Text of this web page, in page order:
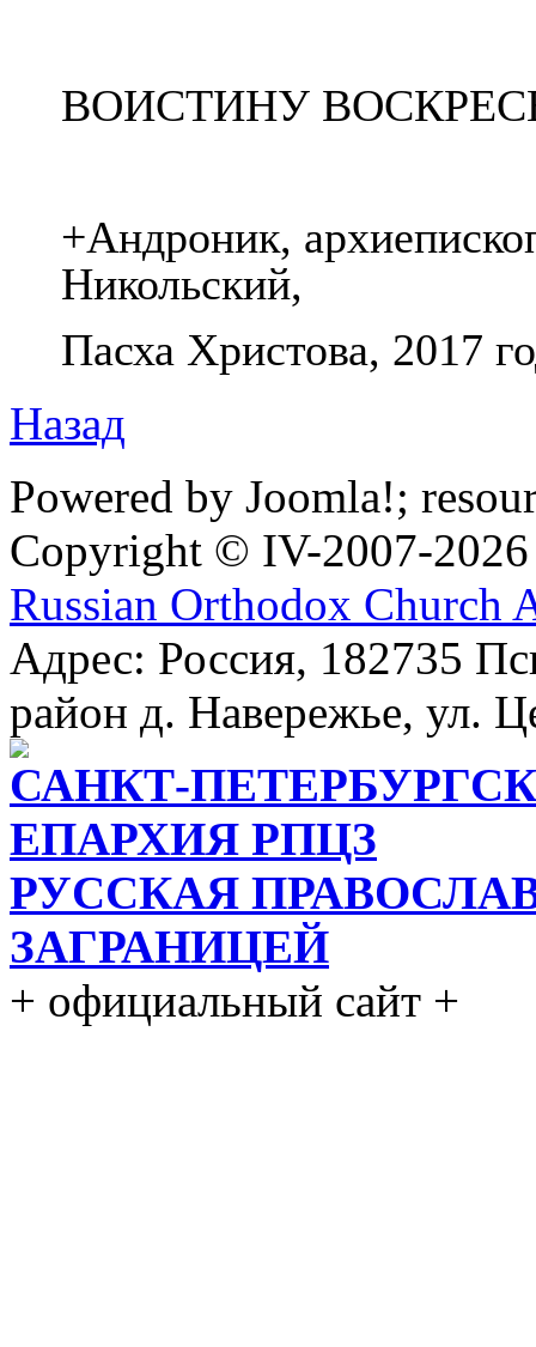
ВОИСТИНУ
+Андроник,
Никольский,
Пасха Христова, 2017
Назад
Powered by Joomla!;
Copyright © IV-2007-2026
Russian Orthodox Church
Адрес: Россия, 182735
район д. Навережье, ул.
САНКТ-
ЕПАРХИЯ РПЦЗ
РУССКАЯ
ЗАГРАНИЦЕЙ
+ официальный сайт +